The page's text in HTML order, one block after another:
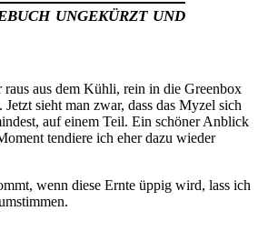
ungekürzt und
raus aus dem Kühli, rein in die Greenbox
sieht man zwar, dass das Myzel sich
auf einem Teil. Ein schöner Anblick
tendiere ich eher dazu wieder
wenn diese Ernte üppig wird, lass ich